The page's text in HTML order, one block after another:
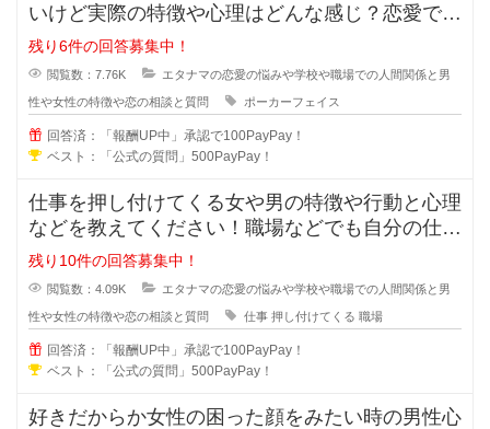
いけど実際の特徴や心理はどんな感じ？恋愛では
ポーカーフェイスの女性ってモテる
残り6件の回答募集中！
閲覧数：7.76K エタナマの恋愛の悩みや学校や職場での人間関係と男
性や女性の特徴や恋の相談と質問 ポーカーフェイス
回答済：「報酬UP中」承認で100PayPay！
ベスト：「公式の質問」500PayPay！
仕事を押し付けてくる女や男の特徴や行動と心理
などを教えてください！職場などでも自分の仕事
なのに人に押し付けてくる人ってい
残り10件の回答募集中！
閲覧数：4.09K エタナマの恋愛の悩みや学校や職場での人間関係と男
性や女性の特徴や恋の相談と質問 仕事 押し付けてくる 職場
回答済：「報酬UP中」承認で100PayPay！
ベスト：「公式の質問」500PayPay！
好きだからか女性の困った顔をみたい時の男性心